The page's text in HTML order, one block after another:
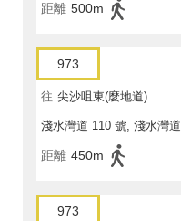
距離 500m
973
往 尖沙咀東(麼地道)
淺水灣道 110 號, 淺水灣道
距離 450m
973